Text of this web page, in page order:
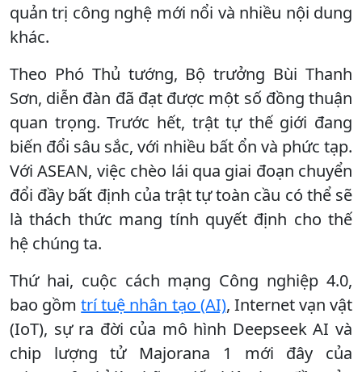
quản trị công nghệ mới nổi và nhiều nội dung
khác.
Theo Phó Thủ tướng, Bộ trưởng Bùi Thanh
Sơn, diễn đàn đã đạt được một số đồng thuận
quan trọng. Trước hết, trật tự thế giới đang
biến đổi sâu sắc, với nhiều bất ổn và phức tạp.
Với ASEAN, việc chèo lái qua giai đoạn chuyển
đổi đầy bất định của trật tự toàn cầu có thể sẽ
là thách thức mang tính quyết định cho thế
hệ chúng ta.
Thứ hai, cuộc cách mạng Công nghiệp 4.0,
bao gồmtrí tuệ nhân tạo (AI), Internet vạn vật
(IoT), sự ra đời của mô hình Deepseek AI và
chip lượng tử Majorana 1 mới đây của